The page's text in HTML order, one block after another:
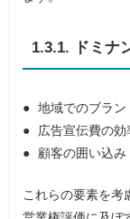
1.3.1. ドミナ
地域でのブラン
広告宣伝費の効
顧客の囲い込み
これらの要素を考